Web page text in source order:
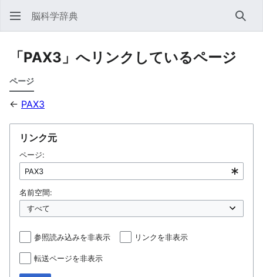
脳科学辞典 検索
「PAX3」へリンクしているページ
ページ
← PAX3
リンク元
ページ:
名前空間:
参照読み込みを非表示 リンクを非表示
転送ページを非表示